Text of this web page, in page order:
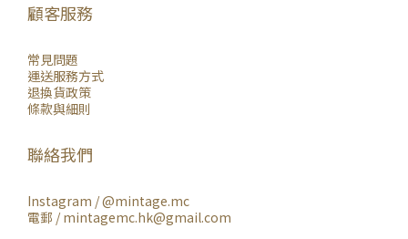
顧客服務
常見問題
運送服務方式
退換貨政策
條款與細則
聯絡我們
Instagram /@mintage.mc
電郵 / mintagemc.hk@gmail.com